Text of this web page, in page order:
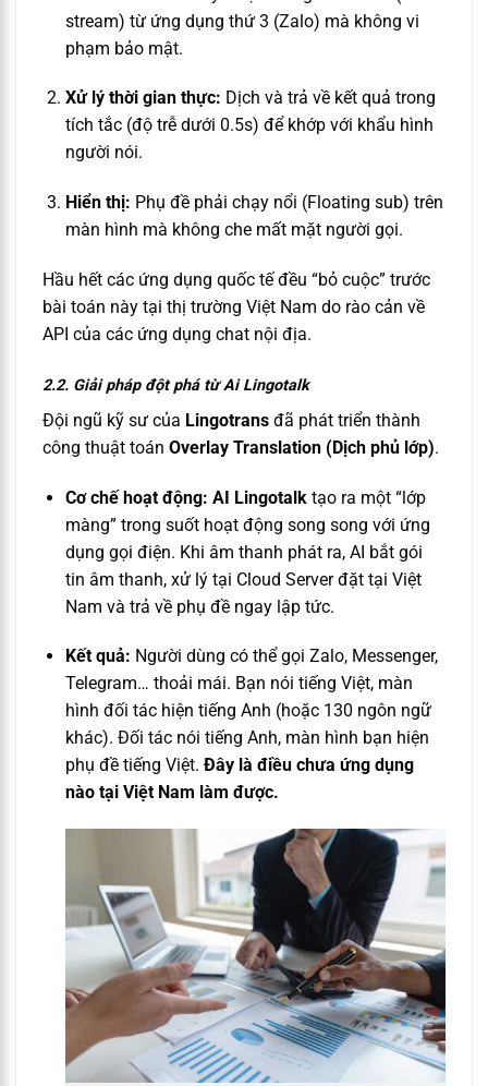
stream) từ ứng dụng thứ 3 (Zalo) mà không vi
phạm bảo mật.
Xử lý thời gian thực: Dịch và trả về kết quả trong
tích tắc (độ trễ dưới 0.5s) để khớp với khẩu hình
người nói.
Hiển thị: Phụ đề phải chạy nổi (Floating sub) trên
màn hình mà không che mất mặt người gọi.
Hầu hết các ứng dụng quốc tế đều “bỏ cuộc” trước
bài toán này tại thị trường Việt Nam do rào cản về
API của các ứng dụng chat nội địa.
2.2. Giải pháp đột phá từ Ai Lingotalk
Đội ngũ kỹ sư của Lingotrans đã phát triển thành
công thuật toán Overlay Translation (Dịch phủ lớp).
Cơ chế hoạt động: AI Lingotalktạo ra một “lớp
màng” trong suốt hoạt động song song với ứng
dụng gọi điện. Khi âm thanh phát ra, AI bắt gói
tin âm thanh, xử lý tại Cloud Server đặt tại Việt
Nam và trả về phụ đề ngay lập tức.
Kết quả: Người dùng có thể gọi Zalo, Messenger,
Telegram… thoải mái. Bạn nói tiếng Việt, màn
hình đối tác hiện tiếng Anh (hoặc 130 ngôn ngữ
khác). Đối tác nói tiếng Anh, màn hình bạn hiện
phụ đề tiếng Việt. Đây là điều chưa ứng dụng
nào tại Việt Nam làm được.